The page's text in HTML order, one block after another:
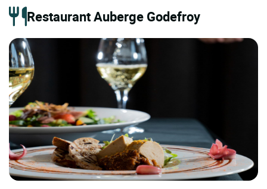
Restaurant Auberge Godefroy